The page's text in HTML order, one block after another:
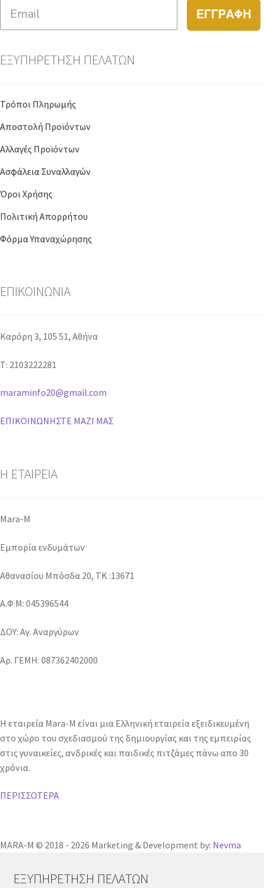
ΕΓΓΡΑΦΗ
ΕΞΥΠΗΡΕΤΗΣΗ ΠΕΛΑΤΩΝ
Τρόποι Πληρωμής
Αποστολή Προϊόντων
Αλλαγές Προϊόντων
Ασφάλεια Συναλλαγών
Όροι Χρήσης
Πολιτική Απορρήτου
Φόρμα Υπαναχώρησης
ΕΠΙΚΟΙΝΩΝΙΑ
Καρόρη 3, 105 51, Aθήνα
T: 2103222281
maraminfo20@gmail.com
ΕΠΙΚΟΙΝΩΝΗΣΤΕ ΜΑΖΙ ΜΑΣ
H ETAIΡΕΙΑ
Mara-M
Εμπορία ενδυμάτων
Αθανασίου Μπόσδα 20, ΤΚ :13671
Α.Φ.Μ: 045396544
ΔΟΥ: Αγ. Αναργύρων
Αρ. ΓΕΜΗ: 087362402000
Η εταιρεία Mara-M είναι μια Ελληνική εταιρεία εξειδικευμένη
στο χώρο του σχεδιασμού της δημιουργίας και της εμπειρίας
στις γυναικείες, ανδρικές και παιδικές πιτζάμες πάνω απο 30
χρόνια.
ΠΕΡΙΣΣΟΤΕΡΑ
MARA-M © 2018 - 2026 Marketing & Development by: Nevma
ΕΞΥΠΗΡΕΤΗΣΗ ΠΕΛΑΤΩΝ